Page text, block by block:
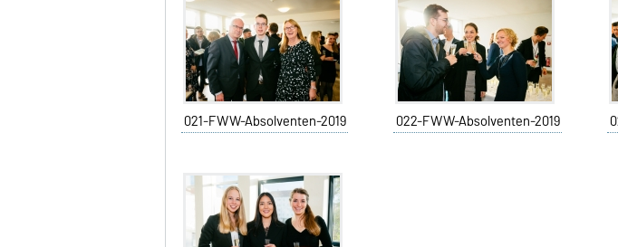
021-FWW-Absolventen-2019 022-FWW-Absolventen-2019